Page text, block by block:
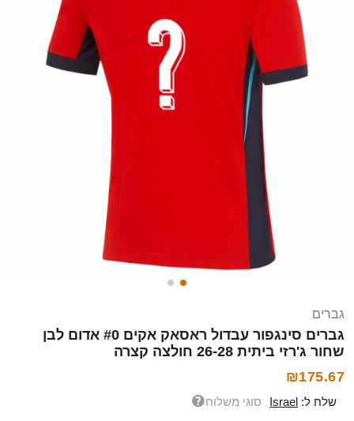
גברים
גברים סינגפור עבדול ראסאק אקים #0 אדום לבן
שחור ג'רזי ביתית 26-28 חולצה קצרה
₪175.67
שלח ל: Israel סוגי משלוח